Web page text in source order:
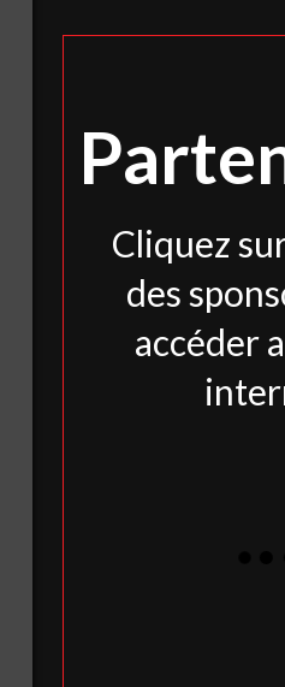
Cliquez
des
accéder